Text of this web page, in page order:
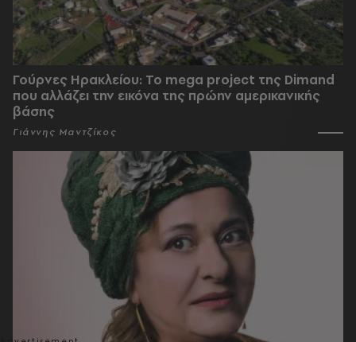
Γούρνες Ηρακλείου: To mega project της Dimand
που αλλάζει την εικόνα της πρώην αμερικανικής
βάσης
Γιάννης Μαντζίκος